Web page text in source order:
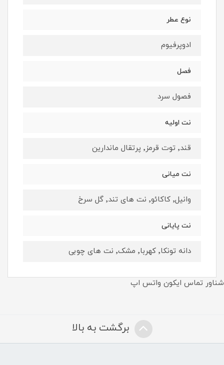
نوع عطر
ادوپرفيوم
فصل
فصول سرد
نت اوليه
قند٬ توت قرمز٬ پرتقال ماندارین
نت ميانى
وانیل٬ کاکائو٬ نت های تند٬ گل سرخ
نت پايانى
دانه تونکا٬ کهربا٬‌ مشک٬‌ نت های چوبی
شناور تماس ایکون واتس اپ
برگشت به بالا